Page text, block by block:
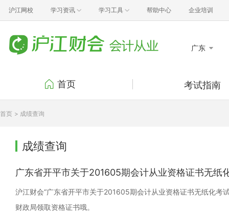
沪江网校 学习资讯 学习工具 帮助中心 企业培训
广东
首页 考试指南
首页 > 成绩查询
成绩查询
广东省开平市关于201605期会计从业资格证书无纸
沪江财会“广东省开平市关于201605期会计从业资格证书无纸化考
财政局领取资格证书哦。